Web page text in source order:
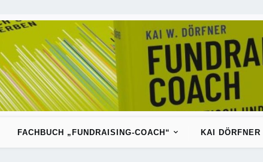
FACHBUCH „FUNDRAISING-COACH“ KAI DÖRFNER